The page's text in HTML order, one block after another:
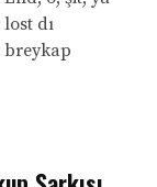
lost dı
breykap